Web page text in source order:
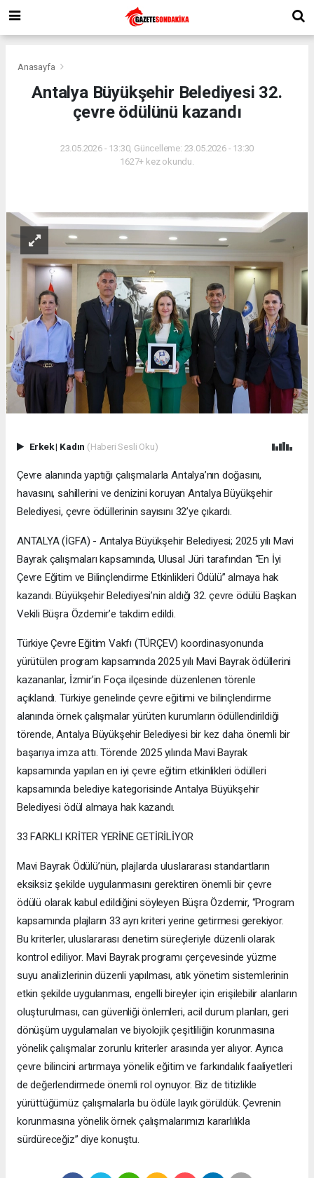
Anasayfa
Antalya Büyükşehir Belediyesi 32.
çevre ödülünü kazandı
23.05.2026 - 13:30, Güncelleme: 23.05.2026 - 13:30
1627+ kez okundu.
Erkek| Kadın (Haberi Sesli Oku)
Çevre alanında yaptığı çalışmalarla Antalya’nın doğasını,
havasını, sahillerini ve denizini koruyan Antalya Büyükşehir
Belediyesi, çevre ödüllerinin sayısını 32’ye çıkardı.
ANTALYA (İGFA) - Antalya Büyükşehir Belediyesi; 2025 yılı Mavi
Bayrak çalışmaları kapsamında, Ulusal Jüri tarafından “En İyi
Çevre Eğitim ve Bilinçlendirme Etkinlikleri Ödülü” almaya hak
kazandı. Büyükşehir Belediyesi’nin aldığı 32. çevre ödülü Başkan
Vekili Büşra Özdemir’e takdim edildi.
Türkiye Çevre Eğitim Vakfı (TÜRÇEV) koordinasyonunda
yürütülen program kapsamında 2025 yılı Mavi Bayrak ödüllerini
kazananlar, İzmir’in Foça ilçesinde düzenlenen törenle
açıklandı. Türkiye genelinde çevre eğitimi ve bilinçlendirme
alanında örnek çalışmalar yürüten kurumların ödüllendirildiği
törende, Antalya Büyükşehir Belediyesi bir kez daha önemli bir
başarıya imza attı. Törende 2025 yılında Mavi Bayrak
kapsamında yapılan en iyi çevre eğitim etkinlikleri ödülleri
kapsamında belediye kategorisinde Antalya Büyükşehir
Belediyesi ödül almaya hak kazandı.
33 FARKLI KRİTER YERİNE GETİRİLİYOR
Mavi Bayrak Ödülü’nün, plajlarda uluslararası standartların
eksiksiz şekilde uygulanmasını gerektiren önemli bir çevre
ödülü olarak kabul edildiğini söyleyen Büşra Özdemir, “Program
kapsamında plajların 33 ayrı kriteri yerine getirmesi gerekiyor.
Bu kriterler, uluslararası denetim süreçleriyle düzenli olarak
kontrol ediliyor. Mavi Bayrak programı çerçevesinde yüzme
suyu analizlerinin düzenli yapılması, atık yönetim sistemlerinin
etkin şekilde uygulanması, engelli bireyler için erişilebilir alanların
oluşturulması, can güvenliği önlemleri, acil durum planları, geri
dönüşüm uygulamaları ve biyolojik çeşitliliğin korunmasına
yönelik çalışmalar zorunlu kriterler arasında yer alıyor. Ayrıca
çevre bilincini artırmaya yönelik eğitim ve farkındalık faaliyetleri
de değerlendirmede önemli rol oynuyor. Biz de titizlikle
yürüttüğümüz çalışmalarla bu ödüle layık görüldük. Çevrenin
korunmasına yönelik örnek çalışmalarımızı kararlılıkla
sürdüreceğiz” diye konuştu.